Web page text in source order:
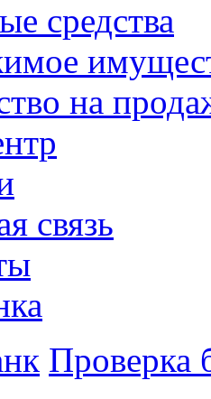
средства
на
связь
Проверка